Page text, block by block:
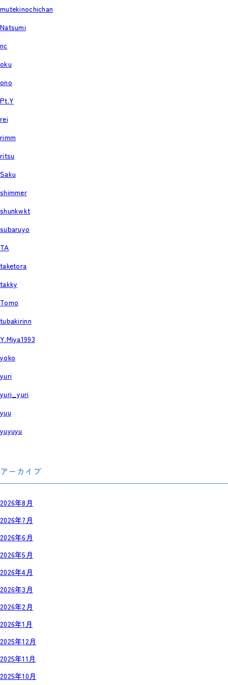
mutekinochichan
Natsumi
nc
oku
ono
Pt.Y
rei
rimm
ritsu
Saku
shimmer
shunkwkt
subaruyo
TA
taketora
takky
Tomo
tubakirinn
Y.Miya1993
yoko
yuri
yuri_yuri
yuu
yuyuyu
アーカイブ
2026年8月
2026年7月
2026年6月
2026年5月
2026年4月
2026年3月
2026年2月
2026年1月
2025年12月
2025年11月
2025年10月